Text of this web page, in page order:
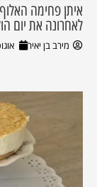
איתן פחימה
לאחרונה את יום
מירב בן יאיר